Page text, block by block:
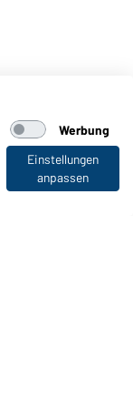
Werbung
Einstellungen
anpassen